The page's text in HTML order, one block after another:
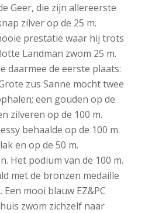
Geer, die zijn allereerste
zilver op de 25 m.
prestatie waar hij trots
Landman zwom 25 m.
daarmee de eerste plaats:
zus Sanne mocht twee
een gouden op de
zilveren op de 100 m.
behaalde op de 100 m.
en op de 50 m.
Het podium van de 100 m.
met de bronzen medaille
mooi blauw EZ&PC
zwom zichzelf naar